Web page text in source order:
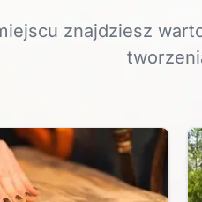
znajdziesz